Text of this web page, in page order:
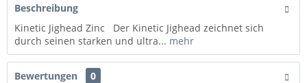
Beschreibung
Kinetic Jighead Zinc Der Kinetic Jighead zeichnet sich
durch seinen starken und ultra... mehr
Bewertungen
0